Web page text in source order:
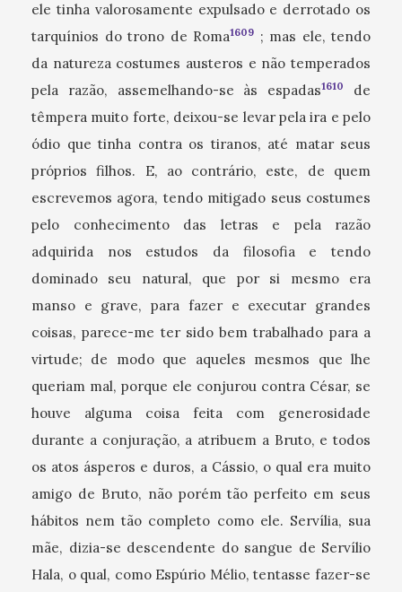
ele tinha valorosamente expulsado e derrotado os
tarquínios do trono de Roma1609 ; mas ele, tendo
da natureza costumes austeros e não temperados
pela razão, assemelhando-se às espadas1610
de
têmpera muito forte, deixou-se levar pela ira e pelo
ódio que tinha contra os tiranos, até matar seus
próprios filhos. E, ao contrário, este, de quem
escrevemos agora, tendo mitigado seus costumes
pelo conhecimento das letras e pela razão
adquirida nos estudos da filosofia e tendo
dominado seu natural, que por si mesmo era
manso e grave, para fazer e executar grandes
coisas, parece-me ter sido bem trabalhado para a
virtude; de modo que aqueles mesmos que lhe
queriam mal, porque ele conjurou contra César, se
houve alguma coisa feita com generosidade
durante a conjuração, a atribuem a Bruto, e todos
os atos ásperos e duros, a Cássio, o qual era muito
amigo de Bruto, não porém tão perfeito em seus
hábitos nem tão completo como ele. Servília, sua
mãe, dizia-se descendente do sangue de Servílio
Hala, o qual, como Espúrio Mélio, tentasse fazer-se